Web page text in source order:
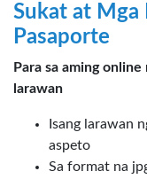
Sukat at Mga
Pasaporte
Para sa aming
larawan
Isang larawan
aspeto
Sa format na